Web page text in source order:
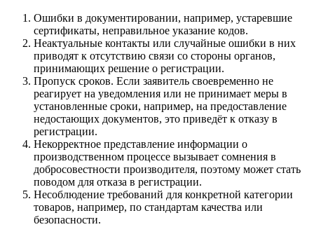
Ошибки в документировании, например, устаревшие
сертификаты, неправильное указание кодов.
Неактуальные контакты или случайные ошибки в них
приводят к отсутствию связи со стороны органов,
принимающих решение о регистрации.
Пропуск сроков. Если заявитель своевременно не
реагирует на уведомления или не принимает меры в
установленные сроки, например, на предоставление
недостающих документов, это приведёт к отказу в
регистрации.
Некорректное представление информации о
производственном процессе вызывает сомнения в
добросовестности производителя, поэтому может стать
поводом для отказа в регистрации.
Несоблюдение требований для конкретной категории
товаров, например, по стандартам качества или
безопасности.